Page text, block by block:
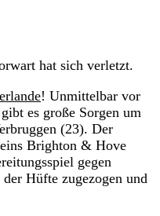
hat sich verletzt.
! Unmittelbar vor
es große Sorgen um
(23). Der
Brighton & Hove
gegen
Hüfte zugezogen und